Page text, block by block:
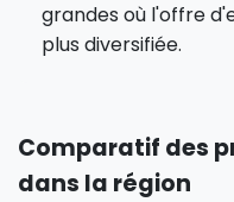
grandes où l'offre
plus diversifiée.
Comparatif des
dans la région